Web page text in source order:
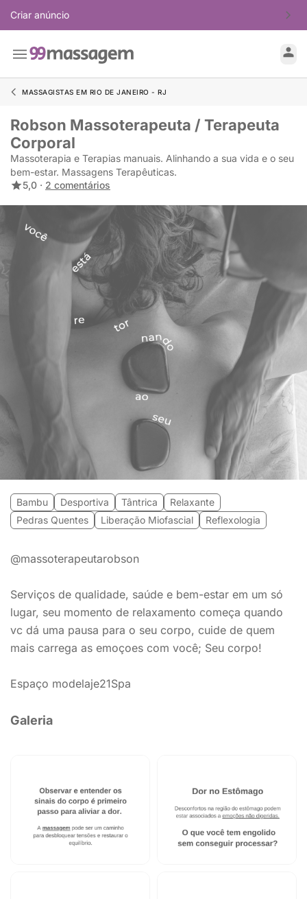
Criar anúncio
MASSAGISTAS EM RIO DE JANEIRO - RJ
Robson Massoterapeuta / Terapeuta
Corporal
Massoterapia e Terapias manuais. Alinhando a sua vida e o seu
bem-estar. Massagens Terapêuticas.
5,0 · 2 comentários
Bambu Desportiva Tântrica
Relaxante
Pedras Quentes
Liberação Miofascial Reflexologia
@massoterapeutarobson
Serviços de qualidade, saúde e bem-estar em um só
lugar, seu momento de relaxamento começa quando
vc dá uma pausa para o seu corpo, cuide de quem
mais carrega as emoçoes com você; Seu corpo!
Espaço modelaje21Spa
Galeria